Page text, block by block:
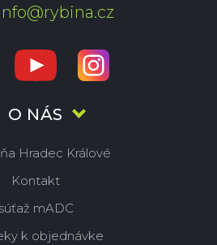
O NÁS
Hradec Králové
Kontakt
súťaž mADC
k objednávke